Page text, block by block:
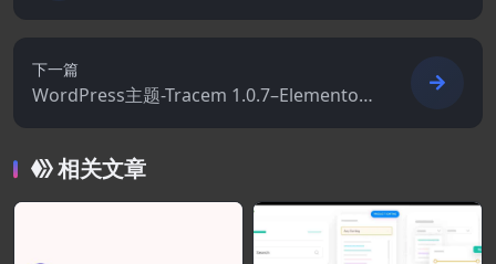
Elementor WooCommerce主题
下一篇
WordPress主题-Tracem 1.0.7–Elementor
Agency和Portfolio WordPress主题
相关文章